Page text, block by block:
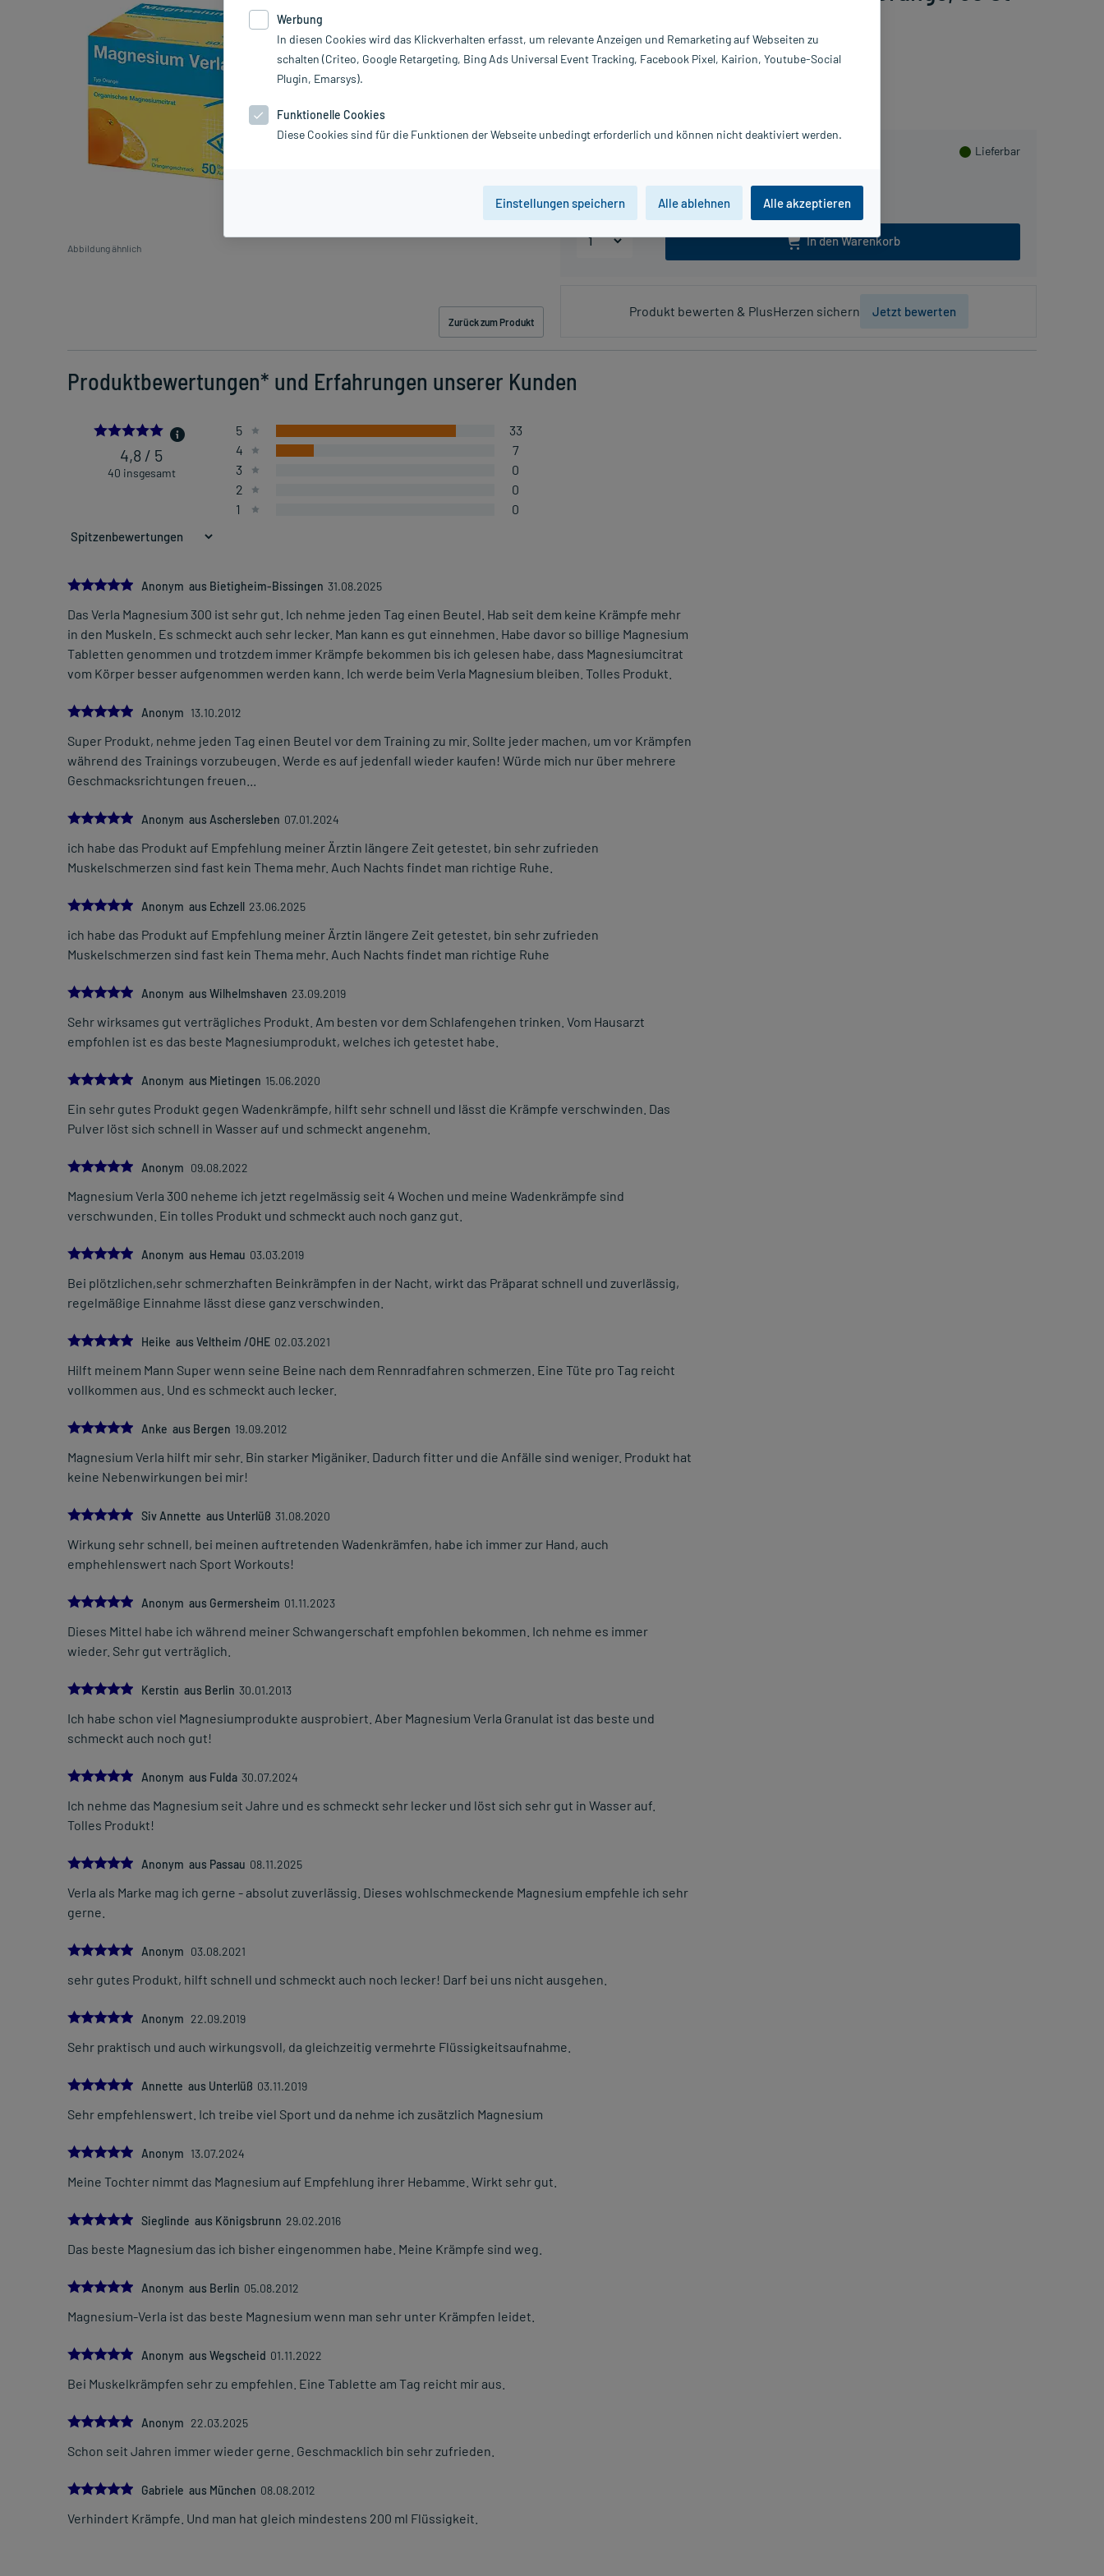
Abbildung ähnlich
Zurück zum Produkt
PZN:01316917
Lieferbar
20 St 50 St 100 St
In den Warenkorb
Produkt bewerten & PlusHerzen sichern Jetzt bewerten
Produktbewertungen* und Erfahrungen unserer Kunden
4.825
4,8 / 5
40 insgesamt
5
33
4
7
3
0
2
0
1
0
5.0
Anonym aus Bietigheim-Bissingen 31.08.2025
Das Verla Magnesium 300 ist sehr gut. Ich nehme jeden Tag einen Beutel. Hab seit dem keine Krämpfe mehr
in den Muskeln. Es schmeckt auch sehr lecker. Man kann es gut einnehmen. Habe davor so billige Magnesium
Tabletten genommen und trotzdem immer Krämpfe bekommen bis ich gelesen habe, dass Magnesiumcitrat
vom Körper besser aufgenommen werden kann. Ich werde beim Verla Magnesium bleiben. Tolles Produkt.
5.0
Anonym 13.10.2012
Super Produkt, nehme jeden Tag einen Beutel vor dem Training zu mir. Sollte jeder machen, um vor Krämpfen
während des Trainings vorzubeugen. Werde es auf jedenfall wieder kaufen! Würde mich nur über mehrere
Geschmacksrichtungen freuen...
5.0
Anonym aus Aschersleben 07.01.2024
ich habe das Produkt auf Empfehlung meiner Ärztin längere Zeit getestet, bin sehr zufrieden
Muskelschmerzen sind fast kein Thema mehr. Auch Nachts findet man richtige Ruhe.
5.0
Anonym aus Echzell 23.06.2025
ich habe das Produkt auf Empfehlung meiner Ärztin längere Zeit getestet, bin sehr zufrieden
Muskelschmerzen sind fast kein Thema mehr. Auch Nachts findet man richtige Ruhe
5.0
Anonym aus Wilhelmshaven 23.09.2019
Sehr wirksames gut verträgliches Produkt. Am besten vor dem Schlafengehen trinken. Vom Hausarzt
empfohlen ist es das beste Magnesiumprodukt, welches ich getestet habe.
5.0
Anonym aus Mietingen 15.06.2020
Ein sehr gutes Produkt gegen Wadenkrämpfe, hilft sehr schnell und lässt die Krämpfe verschwinden. Das
Pulver löst sich schnell in Wasser auf und schmeckt angenehm.
5.0
Anonym 09.08.2022
Magnesium Verla 300 neheme ich jetzt regelmässig seit 4 Wochen und meine Wadenkrämpfe sind
verschwunden. Ein tolles Produkt und schmeckt auch noch ganz gut.
5.0
Anonym aus Hemau 03.03.2019
Bei plötzlichen,sehr schmerzhaften Beinkrämpfen in der Nacht, wirkt das Präparat schnell und zuverlässig,
regelmäßige Einnahme lässt diese ganz verschwinden.
5.0
Heike aus Veltheim /OHE 02.03.2021
Hilft meinem Mann Super wenn seine Beine nach dem Rennradfahren schmerzen. Eine Tüte pro Tag reicht
vollkommen aus. Und es schmeckt auch lecker.
5.0
Anke aus Bergen 19.09.2012
Magnesium Verla hilft mir sehr. Bin starker Migäniker. Dadurch fitter und die Anfälle sind weniger. Produkt hat
keine Nebenwirkungen bei mir!
5.0
Siv Annette aus Unterlüß 31.08.2020
Wirkung sehr schnell, bei meinen auftretenden Wadenkrämfen, habe ich immer zur Hand, auch
emphehlenswert nach Sport Workouts!
5.0
Anonym aus Germersheim 01.11.2023
Dieses Mittel habe ich während meiner Schwangerschaft empfohlen bekommen. Ich nehme es immer
wieder. Sehr gut verträglich.
5.0
Kerstin aus Berlin 30.01.2013
Ich habe schon viel Magnesiumprodukte ausprobiert. Aber Magnesium Verla Granulat ist das beste und
schmeckt auch noch gut!
5.0
Anonym aus Fulda 30.07.2024
Ich nehme das Magnesium seit Jahre und es schmeckt sehr lecker und löst sich sehr gut in Wasser auf.
Tolles Produkt!
5.0
Anonym aus Passau 08.11.2025
Verla als Marke mag ich gerne - absolut zuverlässig. Dieses wohlschmeckende Magnesium empfehle ich sehr
gerne.
5.0
Anonym 03.08.2021
sehr gutes Produkt, hilft schnell und schmeckt auch noch lecker! Darf bei uns nicht ausgehen.
5.0
Anonym 22.09.2019
Sehr praktisch und auch wirkungsvoll, da gleichzeitig vermehrte Flüssigkeitsaufnahme.
5.0
Annette aus Unterlüß 03.11.2019
Sehr empfehlenswert. Ich treibe viel Sport und da nehme ich zusätzlich Magnesium
5.0
Anonym 13.07.2024
Meine Tochter nimmt das Magnesium auf Empfehlung ihrer Hebamme. Wirkt sehr gut.
5.0
Sieglinde aus Königsbrunn 29.02.2016
Das beste Magnesium das ich bisher eingenommen habe. Meine Krämpfe sind weg.
5.0
Anonym aus Berlin 05.08.2012
Magnesium-Verla ist das beste Magnesium wenn man sehr unter Krämpfen leidet.
5.0
Anonym aus Wegscheid 01.11.2022
Bei Muskelkrämpfen sehr zu empfehlen. Eine Tablette am Tag reicht mir aus.
5.0
Anonym 22.03.2025
Schon seit Jahren immer wieder gerne. Geschmacklich bin sehr zufrieden.
5.0
Gabriele aus München 08.08.2012
Verhindert Krämpfe. Und man hat gleich mindestens 200 ml Flüssigkeit.
Werbung
In diesen Cookies wird das Klickverhalten erfasst, um relevante Anzeigen und Remarketing auf Webseiten zu
schalten (Criteo, Google Retargeting, Bing Ads Universal Event Tracking, Facebook Pixel, Kairion, Youtube-Social
Plugin, Emarsys).
Funktionelle Cookies
Diese Cookies sind für die Funktionen der Webseite unbedingt erforderlich und können nicht deaktiviert werden.
Einstellungen speichern Alle ablehnen Alle akzeptieren